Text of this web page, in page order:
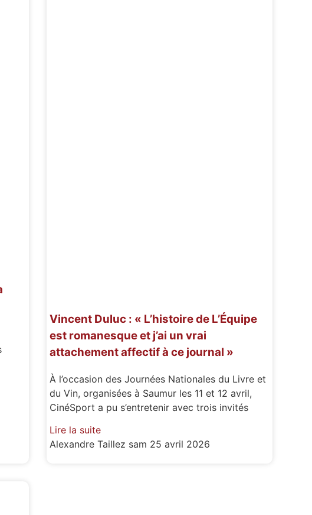
Vincent Duluc : « L’histoire de L’Équipe
est romanesque et j’ai un vrai
attachement affectif à ce journal »
À l’occasion des Journées Nationales du Livre et
du Vin, organisées à Saumur les 11 et 12 avril,
CinéSport a pu s’entretenir avec trois invités
Lire la suite
Alexandre Taillez sam 25 avril 2026